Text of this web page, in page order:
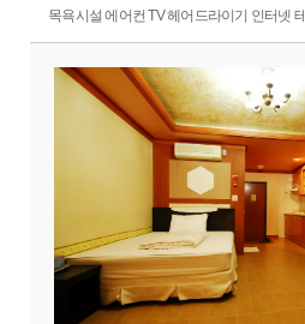
목욕시설 에어컨 TV 헤어드라이기 인터넷